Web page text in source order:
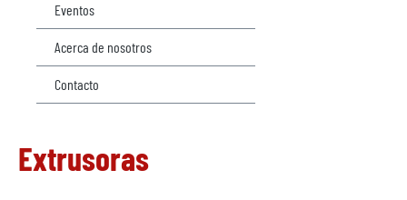
Eventos
Acerca de nosotros
Contacto
Extrusoras